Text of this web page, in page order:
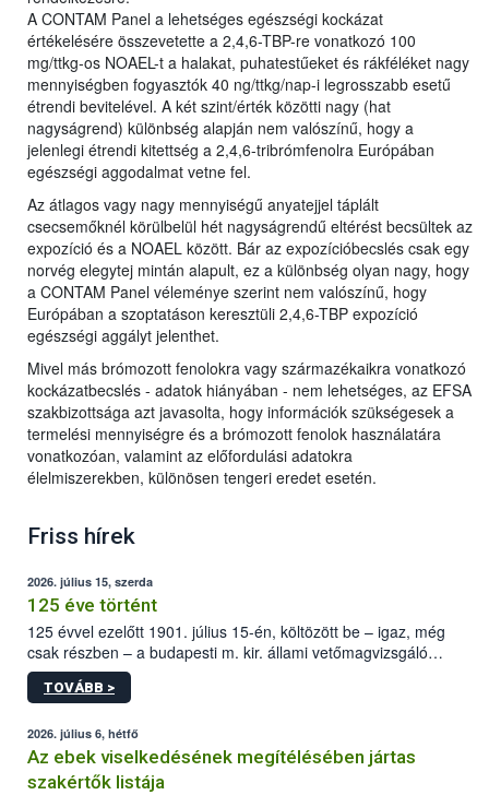
A CONTAM Panel a lehetséges egészségi kockázat
értékelésére összevetette a 2,4,6-TBP-re vonatkozó 100
mg/ttkg-os NOAEL-t a halakat, puhatestűeket és rákféléket nagy
mennyiségben fogyasztók 40 ng/ttkg/nap-i legrosszabb esetű
étrendi bevitelével. A két szint/érték közötti nagy (hat
nagyságrend) különbség alapján nem valószínű, hogy a
jelenlegi étrendi kitettség a 2,4,6-tribrómfenolra Európában
egészségi aggodalmat vetne fel.
Az átlagos vagy nagy mennyiségű anyatejjel táplált
csecsemőknél körülbelül hét nagyságrendű eltérést becsültek az
expozíció és a NOAEL között. Bár az expozícióbecslés csak egy
norvég elegytej mintán alapult, ez a különbség olyan nagy, hogy
a CONTAM Panel véleménye szerint nem valószínű, hogy
Európában a szoptatáson keresztüli 2,4,6-TBP expozíció
egészségi aggályt jelenthet.
Mivel más brómozott fenolokra vagy származékaikra vonatkozó
kockázatbecslés - adatok hiányában - nem lehetséges, az EFSA
szakbizottsága azt javasolta, hogy információk szükségesek a
termelési mennyiségre és a brómozott fenolok használatára
vonatkozóan, valamint az előfordulási adatokra
élelmiszerekben, különösen tengeri eredet esetén.
Friss hírek
2026. július 15, szerda
125 éve történt
125 évvel ezelőtt 1901. július 15-én, költözött be – igaz, még
csak részben – a budapesti m. kir. állami vetőmagvizsgáló
állomás a Kis Rókus utca 15. szám alatti, Czigler Győző által
tervezett új épületébe.
TOVÁBB >
2026. július 6, hétfő
Az ebek viselkedésének megítélésében jártas
szakértők listája